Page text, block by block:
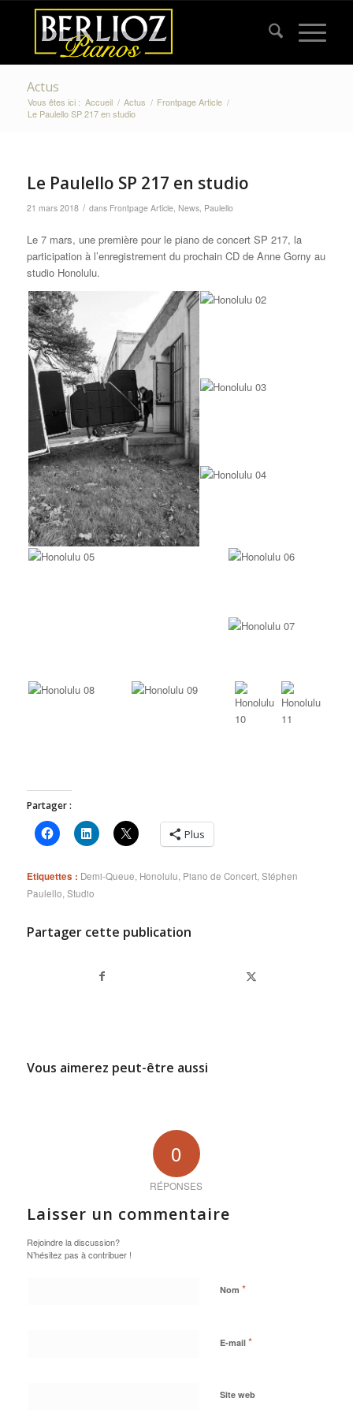
Actus
Vous êtes ici : Accueil / Actus / Frontpage Article /
Le Paulello SP 217 en studio
Le Paulello SP 217 en studio
21 mars 2018 / dans Frontpage Article, News, Paulello
Le 7 mars, une première pour le piano de concert SP 217, la
participation à l’enregistrement du prochain CD de Anne Gorny au
studio Honolulu.
Partager :
Plus
Etiquettes : Demi-Queue Honolulu Piano de Concert, Stéphen
Paulello Studio
Partager cette publication
Vous aimerez peut-être aussi
0
RÉPONSES
Laisser un commentaire
Rejoindre la discussion?
N’hésitez pas à contribuer !
Nom *
E-mail *
Site web